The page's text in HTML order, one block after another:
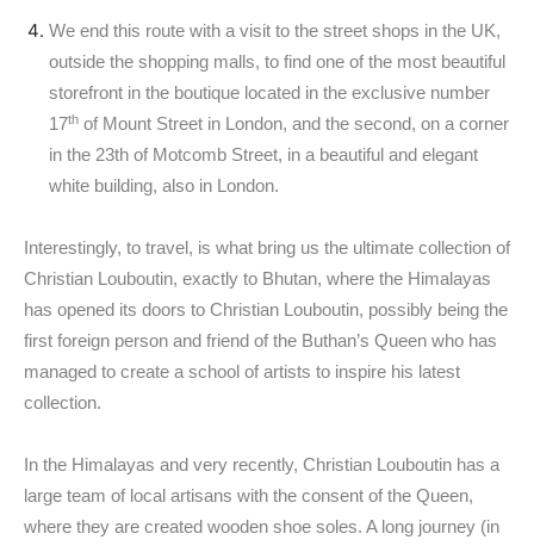
We end this route with a visit to the street shops in the UK,
outside the shopping malls, to find one of the most beautiful
storefront in the boutique located in the exclusive number
17th of Mount Street in London, and the second, on a corner
in the 23th of Motcomb Street, in a beautiful and elegant
white building, also in London.
Interestingly, to travel, is what bring us the ultimate collection of
Christian Louboutin, exactly to Bhutan, where the Himalayas
has opened its doors to Christian Louboutin, possibly being the
first foreign person and friend of the Buthan’s Queen who has
managed to create a school of artists to inspire his latest
collection.
In the Himalayas and very recently, Christian Louboutin has a
large team of local artisans with the consent of the Queen,
where they are created wooden shoe soles. A long journey (in